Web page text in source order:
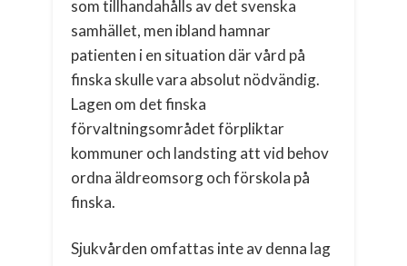
som tillhandahålls av det svenska
samhället, men ibland hamnar
patienten i en situation där vård på
finska skulle vara absolut nödvändig.
Lagen om det finska
förvaltningsområdet förpliktar
kommuner och landsting att vid behov
ordna äldreomsorg och förskola på
finska.
Sjukvården omfattas inte av denna lag